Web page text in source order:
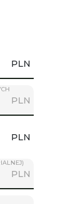
PLN
PLN
PLN
PLN